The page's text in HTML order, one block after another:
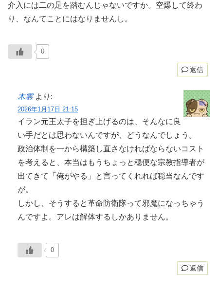
介入には二の足を踏むんじゃないですか。空爆して終わ
り、なんてことにはなりませんし。
0
返信
木霊 より:
2026年1月17日 21:15
イラン元王太子を担ぎ上げるのは、そんなに良
い手だとは思わないんですが、どうなんでしょう。
政治体制を一から構築し直さなければならないコスト
を考えると、本当はもうちょっと穏便な宗教指導者が
出てきて「俺がやる」と言ってくれれば穏当なんです
が。
しかし、そうすると革命防衛隊って邪魔になっちゃう
んですよ。アレは解体するしかありません。
0
返信